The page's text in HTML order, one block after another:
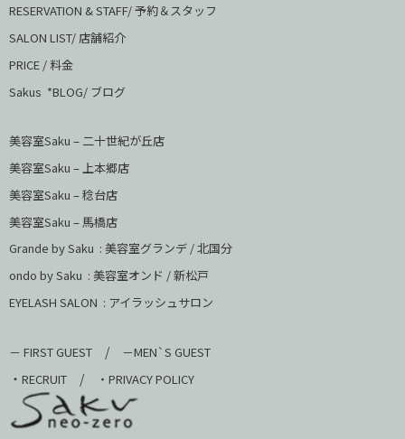
RESERVATION & STAFF/ 予約＆スタッフ
SALON LIST/ 店舗紹介
PRICE / 料金
Sakus *BLOG/ ブログ
美容室Saku – 二十世紀が丘店
美容室Saku –上本郷店
美容室Saku –稔台店
美容室Saku – 馬橋店
Grande by Saku : 美容室グランデ / 北国分
ondo by Saku : 美容室オンド / 新松戸
EYELASH SALON : アイラッシュサロン
－ FIRST GUEST / －MEN`S GUEST
・ RECRUIT / ・PRIVACY POLICY